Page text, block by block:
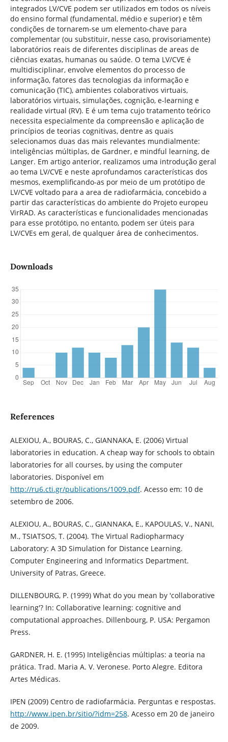
integrados LV/CVE podem ser utilizados em todos os níveis
do ensino formal (fundamental, médio e superior) e têm
condições de tornarem-se um elemento-chave para
complementar (ou substituir, nesse caso, provisoriamente)
laboratórios reais de diferentes disciplinas de areas de
ciências exatas, humanas ou saúde. O tema LV/CVE é
multidisciplinar, envolve elementos do processo de
informação, fatores das tecnologias da informação e
comunicação (TIC), ambientes colaborativos virtuais,
laboratórios virtuais, simulações, cognição, e-learning e
realidade virtual (RV). E é um tema cujo tratamento teórico
necessita especialmente da compreensão e aplicação de
princípios de teorias cognitivas, dentre as quais
selecionamos duas das mais relevantes mundialmente:
inteligências múltiplas, de Gardner, e mindful learning, de
Langer. Em artigo anterior, realizamos uma introdução geral
ao tema LV/CVE e neste aprofundamos características dos
mesmos, exemplificando-as por meio de um protótipo de
LV/CVE voltado para a area de radiofarmácia, concebido a
partir das características do ambiente do Projeto europeu
VirRAD. As características e funcionalidades mencionadas
para esse protótipo, no entanto, podem ser úteis para
LV/CVEs em geral, de qualquer área de conhecimentos.
Downloads
References
ALEXIOU, A., BOURAS, C., GIANNAKA, E. (2006) Virtual
laboratories in education. A cheap way for schools to obtain
laboratories for all courses, by using the computer
laboratories. Disponível em
http://ru6.cti.gr/publications/1009.pdf. Acesso em: 10 de
setembro de 2006.
ALEXIOU, A., BOURAS, C., GIANNAKA, E., KAPOULAS, V., NANI,
M., TSIATSOS, T. (2004). The Virtual Radiopharmacy
Laboratory: A 3D Simulation for Distance Learning.
Computer Engineering and Informatics Department.
University of Patras, Greece.
DILLENBOURG, P. (1999) What do you mean by 'collaborative
learning'? In: Collaborative learning: cognitive and
computational approaches. Dillenbourg, P. USA: Pergamon
Press.
GARDNER, H. E. (1995) Inteligências múltiplas: a teoria na
prática. Trad. Maria A. V. Veronese. Porto Alegre. Editora
Artes Médicas.
IPEN (2009) Centro de radiofarmácia. Perguntas e respostas.
http://www.ipen.br/sitio/?idm=258. Acesso em 20 de janeiro
de 2009.